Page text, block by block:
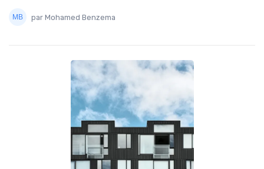
par Mohamed Benzema